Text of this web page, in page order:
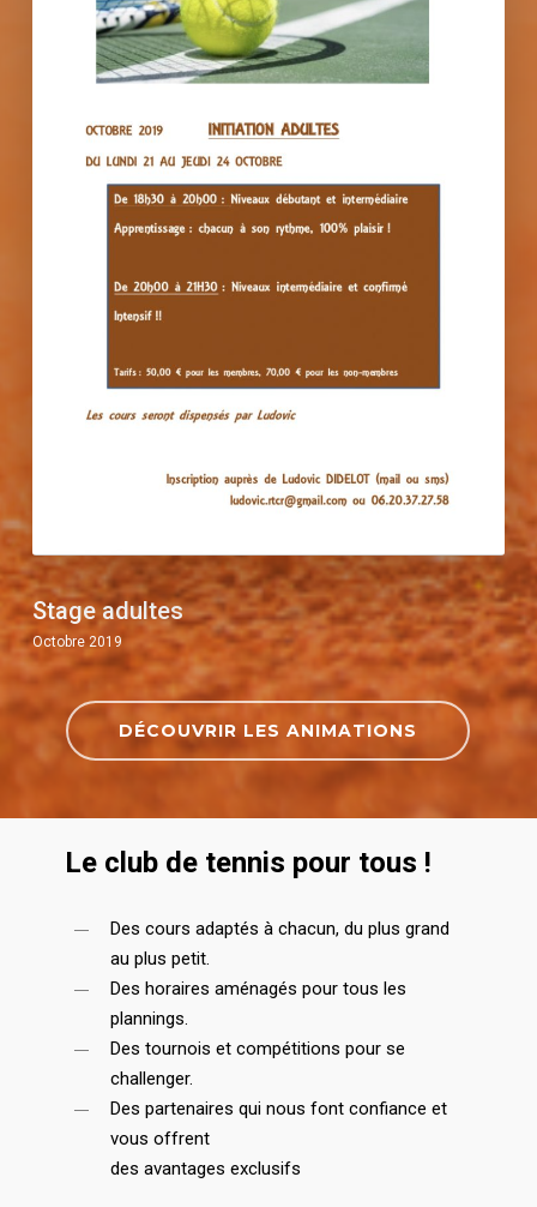
Stage adultes
Octobre 2019
DÉCOUVRIR LES ANIMATIONS
Le club de tennis pour tous !
Des cours adaptés à chacun, du plus grand
au plus petit.
Des horaires aménagés pour tous les
plannings.
Des tournois et compétitions pour se
challenger.
Des partenaires qui nous font confiance et
vous offrent
des avantages exclusifs